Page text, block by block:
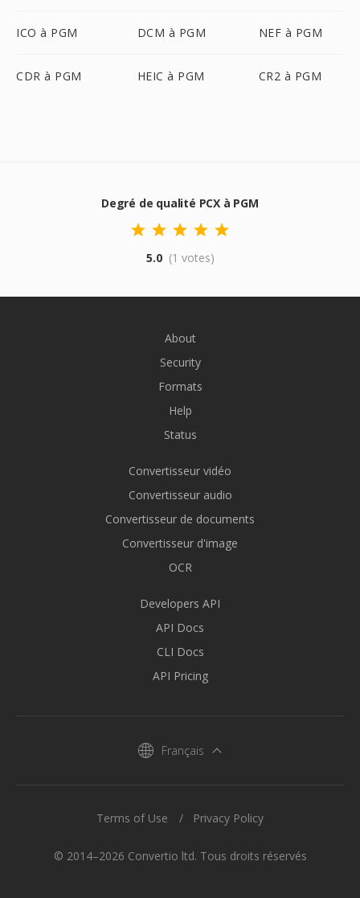
ICO à PGM DCM à PGM NEF à PGM
CDR à PGM HEIC à PGM CR2 à PGM
Degré de qualité PCX à PGM
5.0 (1 votes)
About
Security
Formats
Help
Status
Convertisseur vidéo
Convertisseur audio
Convertisseur de documents
Convertisseur d'image
OCR
Developers API
API Docs
CLI Docs
API Pricing
Français
© 2014–2026 Convertio ltd. Tous droits réservés
Terms of Use Privacy Policy